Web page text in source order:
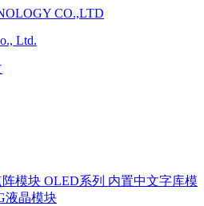
Ltd.
阵模块 OLED系列 内置中文字库模
液晶模块